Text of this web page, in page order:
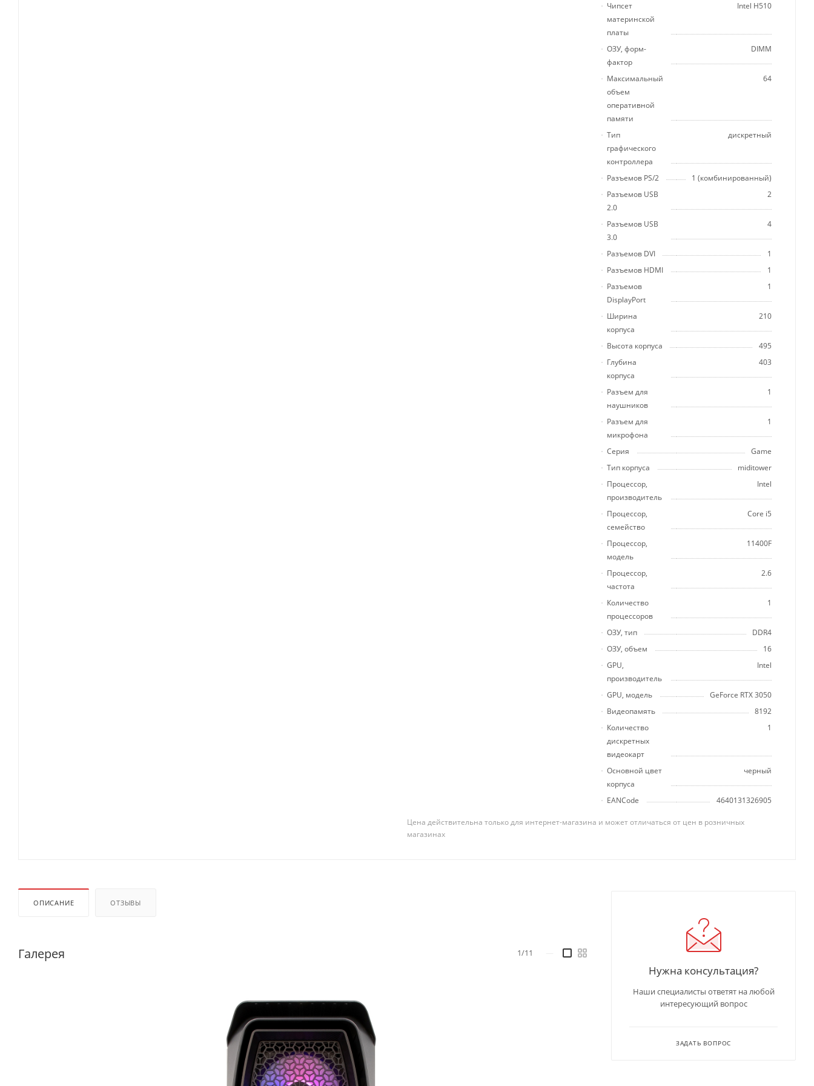
Чипсет
материнской
платы
Intel H510
ОЗУ, форм-
фактор
DIMM
Максимальный
объем
оперативной
памяти
64
Тип
графического
контроллера
дискретный
Разъемов PS/2
1 (комбинированный)
Разъемов USB
2.0
2
Разъемов USB
3.0
4
Разъемов DVI
1
Разъемов HDMI
1
Разъемов
DisplayPort
1
Ширина
корпуса
210
Высота корпуса
495
Глубина
корпуса
403
Разъем для
наушников
1
Разъем для
микрофона
1
Серия
Game
Тип корпуса
miditower
Процессор,
производитель
Intel
Процессор,
семейство
Core i5
Процессор,
модель
11400F
Процессор,
частота
2.6
Количество
процессоров
1
ОЗУ, тип
DDR4
ОЗУ, объем
16
GPU,
производитель
Intel
GPU, модель
GeForce RTX 3050
Видеопамять
8192
Количество
дискретных
видеокарт
1
Основной цвет
корпуса
черный
EANCode 4640131326905
Цена действительна только для интернет-магазина и может отличаться от цен в розничных
магазинах
ОПИСАНИЕ ОТЗЫВЫ
Галерея 1/11
Нужна консультация?
Наши специалисты ответят на любой
интересующий вопрос
ЗАДАТЬ ВОПРОС